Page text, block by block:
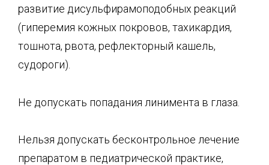
развитие дисульфирамоподобных реакций
(гиперемия кожных покровов, тахикардия,
тошнота, рвота, рефлекторный кашель,
судороги).
Не допускать попадания линимента в глаза.
Нельзя допускать бесконтрольное лечение
препаратом в педиатрической практике,